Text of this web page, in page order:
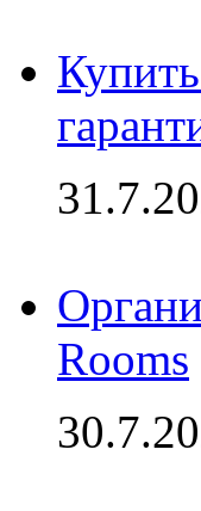
Rooms